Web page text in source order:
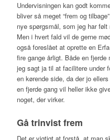
Undervisningen kan godt
bliver så meget “frem og
nye spørgsmål, som jeg har
Men i hvert fald vil de gerne
også foreslået at oprette en
fire gange årligt. Både en fjerde
jeg sagt ja til at facilitere under
en kørende side, da der jo
en fjerde gang vil heller ikke
noget, der virker.
Gå trinvist frem